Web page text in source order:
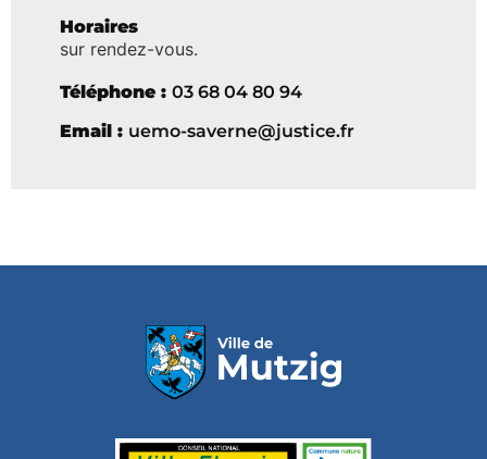
Horaires
sur rendez-vous.
Téléphone : 03 68 04 80 94
Email : uemo-saverne@justice.fr